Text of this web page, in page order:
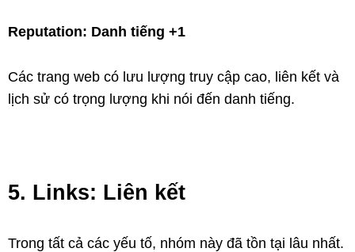
Reputation: Danh tiếng +1
Các trang web có lưu lượng truy cập cao, liên kết và
lịch sử có trọng lượng khi nói đến danh tiếng.
5. Links: Liên kết
Trong tất cả các yếu tố, nhóm này đã tồn tại lâu nhất.